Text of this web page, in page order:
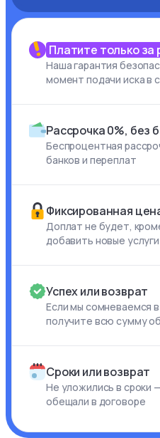
Платите только за
Наша гарантия
момент подачи иска в
Рассрочка 0%, без
Беспроцентная
банков и переплат
Фиксированная
Доплат не будет,
добавить новые услуги
Успех или возврат
Если мы сомневаемся
получите всю сумму
Сроки или возврат
Не уложились в сроки
обещали в договоре